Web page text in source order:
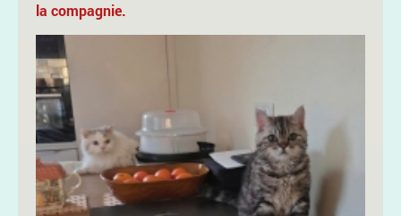
la compagnie.